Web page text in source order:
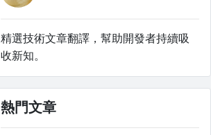
精選技術文章翻譯，幫助開發者持續吸
收新知。
熱門文章